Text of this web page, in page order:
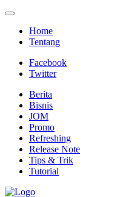
Home
Tentang
Facebook
Twitter
Berita
Bisnis
JOM
Promo
Refreshing
Release Note
Tips & Trik
Tutorial